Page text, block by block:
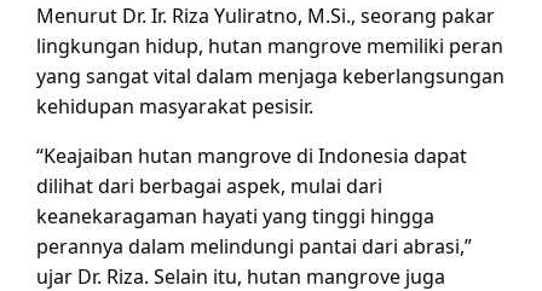
Menurut Dr. Ir. Riza Yuliratno, M.Si., seorang pakar
lingkungan hidup, hutan mangrove memiliki peran
yang sangat vital dalam menjaga keberlangsungan
kehidupan masyarakat pesisir.
“Keajaiban hutan mangrove di Indonesia dapat
dilihat dari berbagai aspek, mulai dari
keanekaragaman hayati yang tinggi hingga
perannya dalam melindungi pantai dari abrasi,”
ujar Dr. Riza. Selain itu, hutan mangrove juga